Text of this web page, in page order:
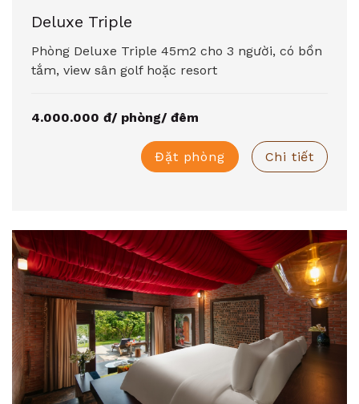
Deluxe Triple
Phòng Deluxe Triple 45m2 cho 3 người, có bồn
tắm, view sân golf hoặc resort
4.000.000 đ/ phòng/ đêm
Đặt phòng Chi tiết